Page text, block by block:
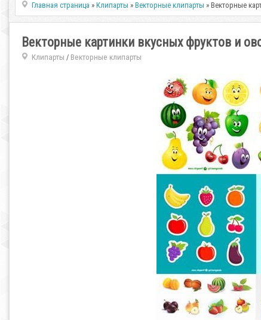
Главная страница »Клипарты »Векторные клипарты » Векторные
Векторные картинки вкусных фруктов и
Клипарты / Векторные клипарты